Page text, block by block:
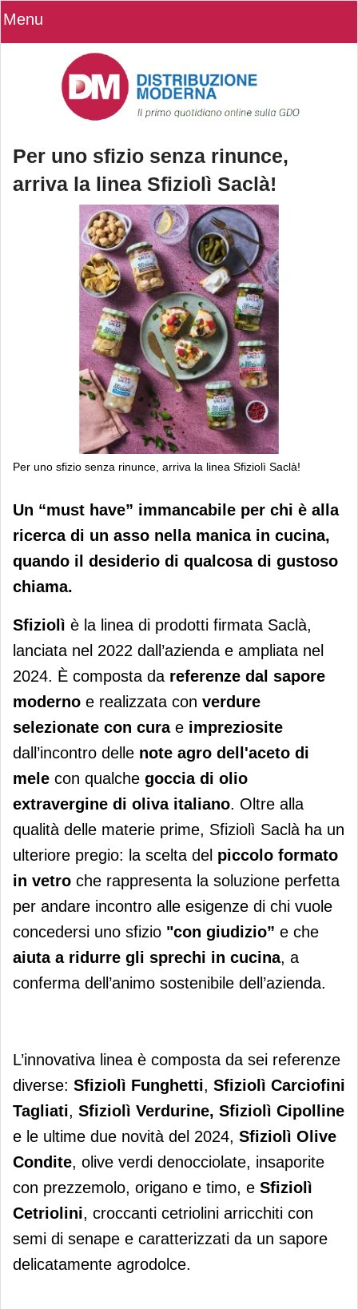
Menu
Per uno sfizio senza rinunce,
arriva la linea Sfiziolì Saclà!
Per uno sfizio senza rinunce, arriva la linea Sfiziolì Saclà!
Per uno sfizio senza rinunce, arriva la
linea Sfiziolì Saclà!
Un “must have” immancabile per chi è alla
ricerca di un asso nella manica in cucina,
quando il desiderio di qualcosa di gustoso
chiama.
Sfiziolì è la linea di prodotti firmata Saclà,
lanciata nel 2022 dall’azienda e ampliata nel
2024. È composta da referenze dal sapore
moderno e realizzata con verdure
selezionate con curae impreziosite
dall’incontro delle note agro dell'aceto di
mele con qualche goccia di olio
extravergine di oliva italiano. Oltre alla
qualità delle materie prime, Sfiziolì Saclà ha un
ulteriore pregio: la scelta del piccolo formato
in vetro che rappresenta la soluzione perfetta
per andare incontro alle esigenze di chi vuole
concedersi uno sfizio "con giudizio” e che
aiuta a ridurre gli sprechi in cucina, a
conferma dell’animo sostenibile dell’azienda.
L’innovativa linea è composta da sei referenze
diverse: Sfiziolì Funghetti, Sfiziolì Carciofini
Tagliati, Sfiziolì Verdurine, Sfiziolì Cipolline
e le ultime due novità del 2024, Sfiziolì Olive
Condite, olive verdi denocciolate, insaporite
con prezzemolo, origano e timo, e Sfiziolì
Cetriolini, croccanti cetriolini arricchiti con
semi di senape e caratterizzati da un sapore
delicatamente agrodolce.